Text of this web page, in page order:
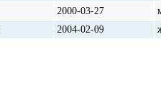
2000-03-27
2004-02-09